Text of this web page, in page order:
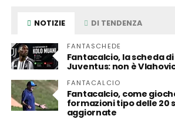
NOTIZIE DI TENDENZA
FANTASCHEDE
Fantacalcio, la scheda
Juventus: non è
FANTACALCIO
Fantacalcio, come
formazioni tipo delle 20
aggiornate